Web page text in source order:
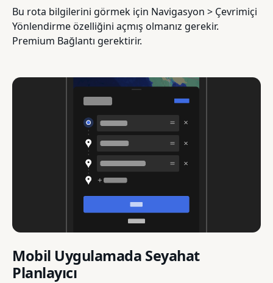
Bu rota bilgilerini görmek için Navigasyon > Çevrimiçi
Yönlendirme özelliğini açmış olmanız gerekir.
Premium Bağlantı gerektirir.
Mobil Uygulamada Seyahat
Planlayıcı